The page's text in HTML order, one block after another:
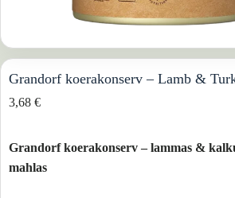
Grandorf koerakonserv – Lamb &
3,68 €
Grandorf koerakonserv – lammas &
mahlas